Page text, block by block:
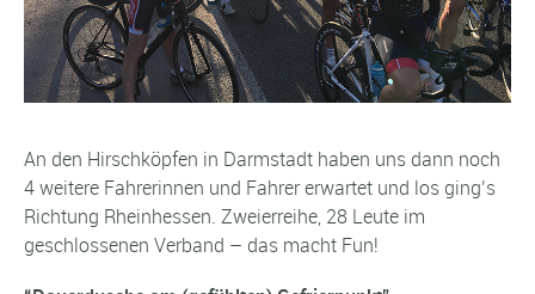
An den Hirschköpfen in Darmstadt haben uns dann noch
4 weitere Fahrerinnen und Fahrer erwartet und los ging’s
Richtung Rheinhessen. Zweierreihe, 28 Leute im
geschlossenen Verband – das macht Fun!